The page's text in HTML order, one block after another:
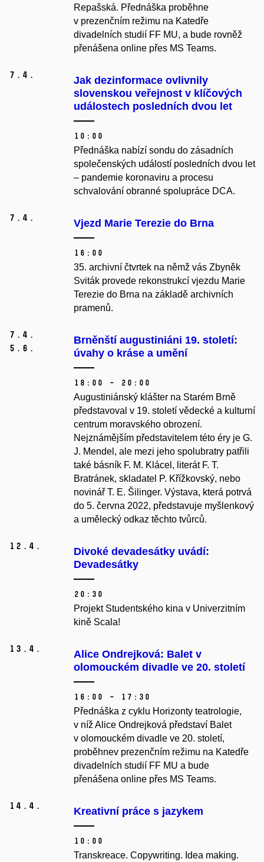
Repašská. Přednáška proběhne
v prezenčním režimu na Katedře
divadelních studií FF MU, a bude rovněž
přenášena online přes MS Teams.
7. 4.
Jak dezinformace ovlivnily
slovenskou veřejnost v klíčových
událostech posledních dvou let
10:00
Přednáška nabízí sondu do zásadních
společenských událostí posledních dvou let
– pandemie koronaviru a procesu
schvalování obranné spolupráce DCA.
7. 4. Vjezd Marie Terezie do Brna
16:00
35. archivní čtvrtek na němž vás Zbyněk
Sviták provede rekonstrukcí vjezdu Marie
Terezie do Brna na základě archivních
pramenů.
7. 4.
5. 6.
Brněnští augustiniáni 19. století:
úvahy o kráse a umění
18:00 – 20:00
Augustiniánský klášter na Starém Brně
představoval v 19. století vědecké a kulturní
centrum moravského obrození.
Nejznámějším představitelem této éry je G.
J. Mendel, ale mezi jeho spolubratry patřili
také básník F. M. Klácel, literát F. T.
Bratránek, skladatel P. Křížkovský, nebo
novinář T. E. Šilinger. Výstava, která potrvá
do 5. června 2022, představuje myšlenkový
a umělecký odkaz těchto tvůrců.
12. 4.
Divoké devadesátky uvádí:
Devadesátky
20:30
Projekt Studentského kina v Univerzitním
kině Scala!
13. 4.
Alice Ondrejková: Balet v
olomouckém divadle ve 20. století
16:00 – 17:30
Přednáška z cyklu Horizonty teatrologie,
v níž Alice Ondrejková představí Balet
v olomouckém divadle ve 20. století,
proběhnev prezenčním režimu na Katedře
divadelních studií FF MU a bude
přenášena online přes MS Teams.
14. 4. Kreativní práce s jazykem
10:00
Transkreace. Copywriting. Idea making.